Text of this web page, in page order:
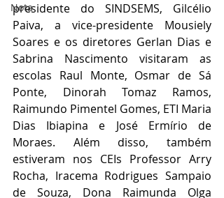
Nota
presidente do SINDSEMS, Gilcélio
Paiva, a vice-presidente Mousiely
Soares e os diretores Gerlan Dias e
Sabrina Nascimento visitaram as
escolas Raul Monte, Osmar de Sá
Ponte, Dinorah Tomaz Ramos,
Raimundo Pimentel Gomes, ETI Maria
Dias Ibiapina e José Ermírio de
Moraes. Além disso, também
estiveram nos CEIs Professor Arry
Rocha, Iracema Rodrigues Sampaio
de Souza, Dona Raimunda Olga